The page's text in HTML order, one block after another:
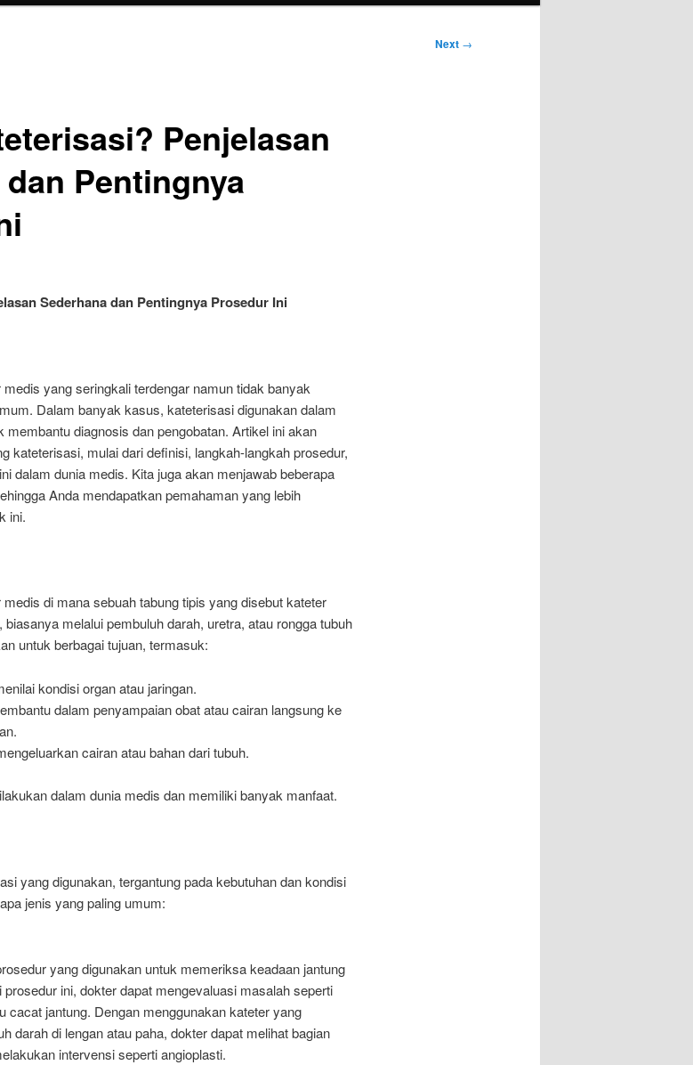
Next →
Penjelasan
Pentingnya
Sederhana dan Pentingnya Prosedur Ini
yang seringkali terdengar namun tidak banyak
Dalam banyak kasus, kateterisasi digunakan dalam
membantu diagnosis dan pengobatan. Artikel ini akan
kateterisasi, mulai dari definisi, langkah-langkah prosedur,
dalam dunia medis. Kita juga akan menjawab beberapa
Anda mendapatkan pemahaman yang lebih
ini.
di mana sebuah tabung tipis yang disebut kateter
melalui pembuluh darah, uretra, atau rongga tubuh
untuk berbagai tujuan, termasuk:
kondisi organ atau jaringan.
dalam penyampaian obat atau cairan langsung ke
cairan atau bahan dari tubuh.
dalam dunia medis dan memiliki banyak manfaat.
yang digunakan, tergantung pada kebutuhan dan kondisi
jenis yang paling umum:
yang digunakan untuk memeriksa keadaan jantung
ini, dokter dapat mengevaluasi masalah seperti
cacat jantung. Dengan menggunakan kateter yang
darah di lengan atau paha, dokter dapat melihat bagian
intervensi seperti angioplasti.